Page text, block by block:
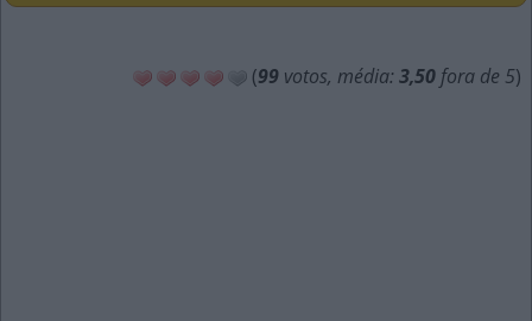
(99 votos, média: 3,50 fora de 5)